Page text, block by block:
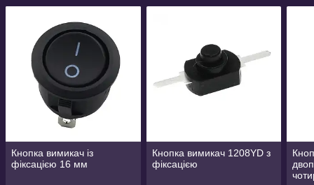
Кнопка вимикач із
фіксацією 16 мм
Кнопка вимикач 1208YD з
фіксацією